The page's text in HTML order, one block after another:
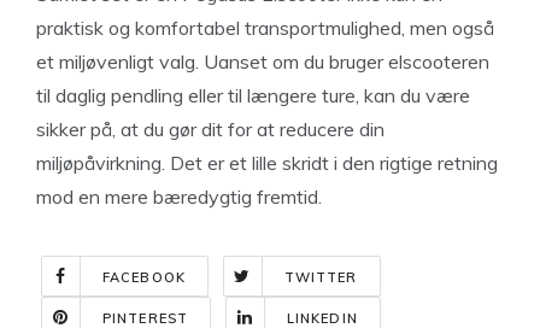
praktisk og komfortabel transportmulighed, men også
et miljøvenligt valg. Uanset om du bruger elscooteren
til daglig pendling eller til længere ture, kan du være
sikker på, at du gør dit for at reducere din
miljøpåvirkning. Det er et lille skridt i den rigtige retning
mod en mere bæredygtig fremtid.
FACEBOOK TWITTER
PINTEREST LINKEDIN